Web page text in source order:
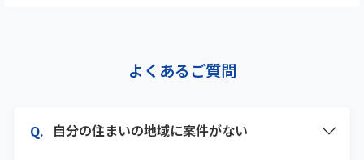
よくあるご質問
自分の住まいの地域に案件がない